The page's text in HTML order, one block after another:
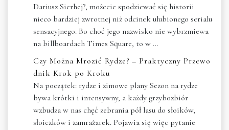
Dariusz Sierhej?, możecie spodziewać się historii
nieco bardziej zwrotnej niż odcinek ulubionego serialu
sensacyjnego. Bo choć jego nazwisko nie wybrzmiewa
na billboardach Times Square, to w …
Czy Można Mrozić Rydze? – Praktyczny Przewo
dnik Krok po Kroku
Na początek: rydze i zimowe plany Sezon na rydze
bywa krótki i intensywny, a każdy grzybozbiór
wzbudza w nas chęć zebrania pół lasu do słoików,
słoiczków i zamrażarek. Pojawia się więc pytanie